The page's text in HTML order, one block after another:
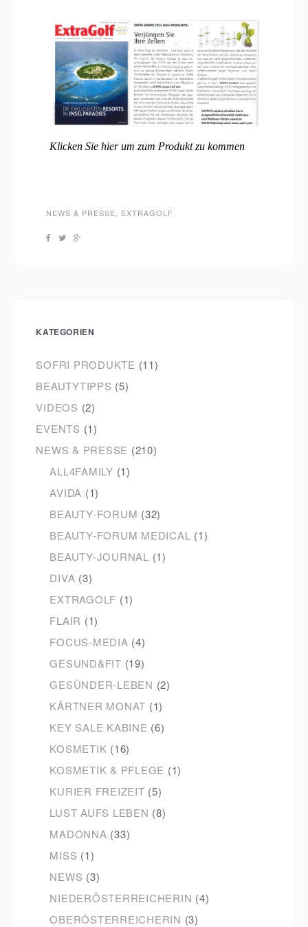
Klicken Sie hier um zum Produkt zu kommen
NEWS & PRESSE EXTRAGOLF
KATEGORIEN
SOFRI PRODUKTE (11)
BEAUTYTIPPS (5)
VIDEOS (2)
EVENTS (1)
NEWS & PRESSE (210)
ALL4FAMILY (1)
AVIDA (1)
BEAUTY-FORUM (32)
BEAUTY-FORUM MEDICAL (1)
BEAUTY-JOURNAL (1)
DIVA (3)
EXTRAGOLF (1)
FLAIR (1)
FOCUS-MEDIA (4)
GESUND&FIT (19)
GESÜNDER-LEBEN (2)
KÄRTNER MONAT (1)
KEY SALE KABINE (6)
KOSMETIK (16)
KOSMETIK & PFLEGE (1)
KURIER FREIZEIT (5)
LUST AUFS LEBEN (8)
MADONNA (33)
MISS (1)
NEWS (3)
NIEDERÖSTERREICHERIN (4)
OBERÖSTERREICHERIN (3)